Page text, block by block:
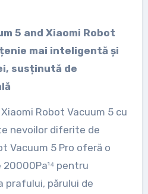
5 and Xiaomi Robot
mai inteligentă și
susținută de
Robot Vacuum 5 cu
nevoilor diferite de
Vacuum 5 Pro oferă o
pentru
prafului, părului de